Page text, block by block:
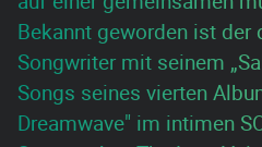
Bekannt geworden ist der
Songwriter mit seinem
Songs seines vierten
Dreamwave" im intimen